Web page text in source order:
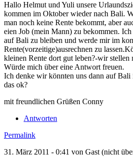
Hallo Helmut und Yuli unsere
kommen im Oktober wieder nach Bali.
man noch keine Rente bekommt, aber
eien Job (mein Mann) zu bekommen.
auf Bali zu bleiben und werde mir im
Rente(vorzeitige)ausrechnen zu
kleinen Rente dort gut leben?-wir stellen
Würde mich über eine Antwort freuen.
Ich denke wir könnten uns dann auf
das ok?
mit freundlichen Grüßen Conny
Antworten
Permalink
31. März 2011 - 0:41 von Gast (nicht